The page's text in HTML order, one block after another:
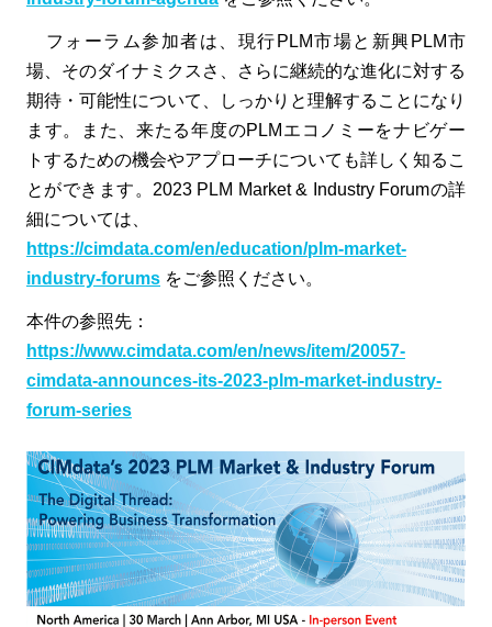
フォーラム参加者は、現行PLM市場と新興PLM市
場、そのダイナミクスさ、さらに継続的な進化に対する
期待・可能性について、しっかりと理解することになり
ます。また、来たる年度のPLMエコノミーをナビゲー
トするための機会やアプローチについても詳しく知るこ
とができます。2023 PLM Market & Industry Forumの詳
細については、
https://cimdata.com/en/education/plm-market-
industry-forums をご参照ください。
本件の参照先：
https://www.cimdata.com/en/news/item/20057-
cimdata-announces-its-2023-plm-market-industry-
forum-series